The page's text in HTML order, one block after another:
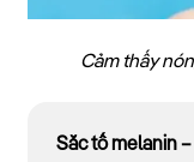
Cảm thấy
Sắc tố melanin–